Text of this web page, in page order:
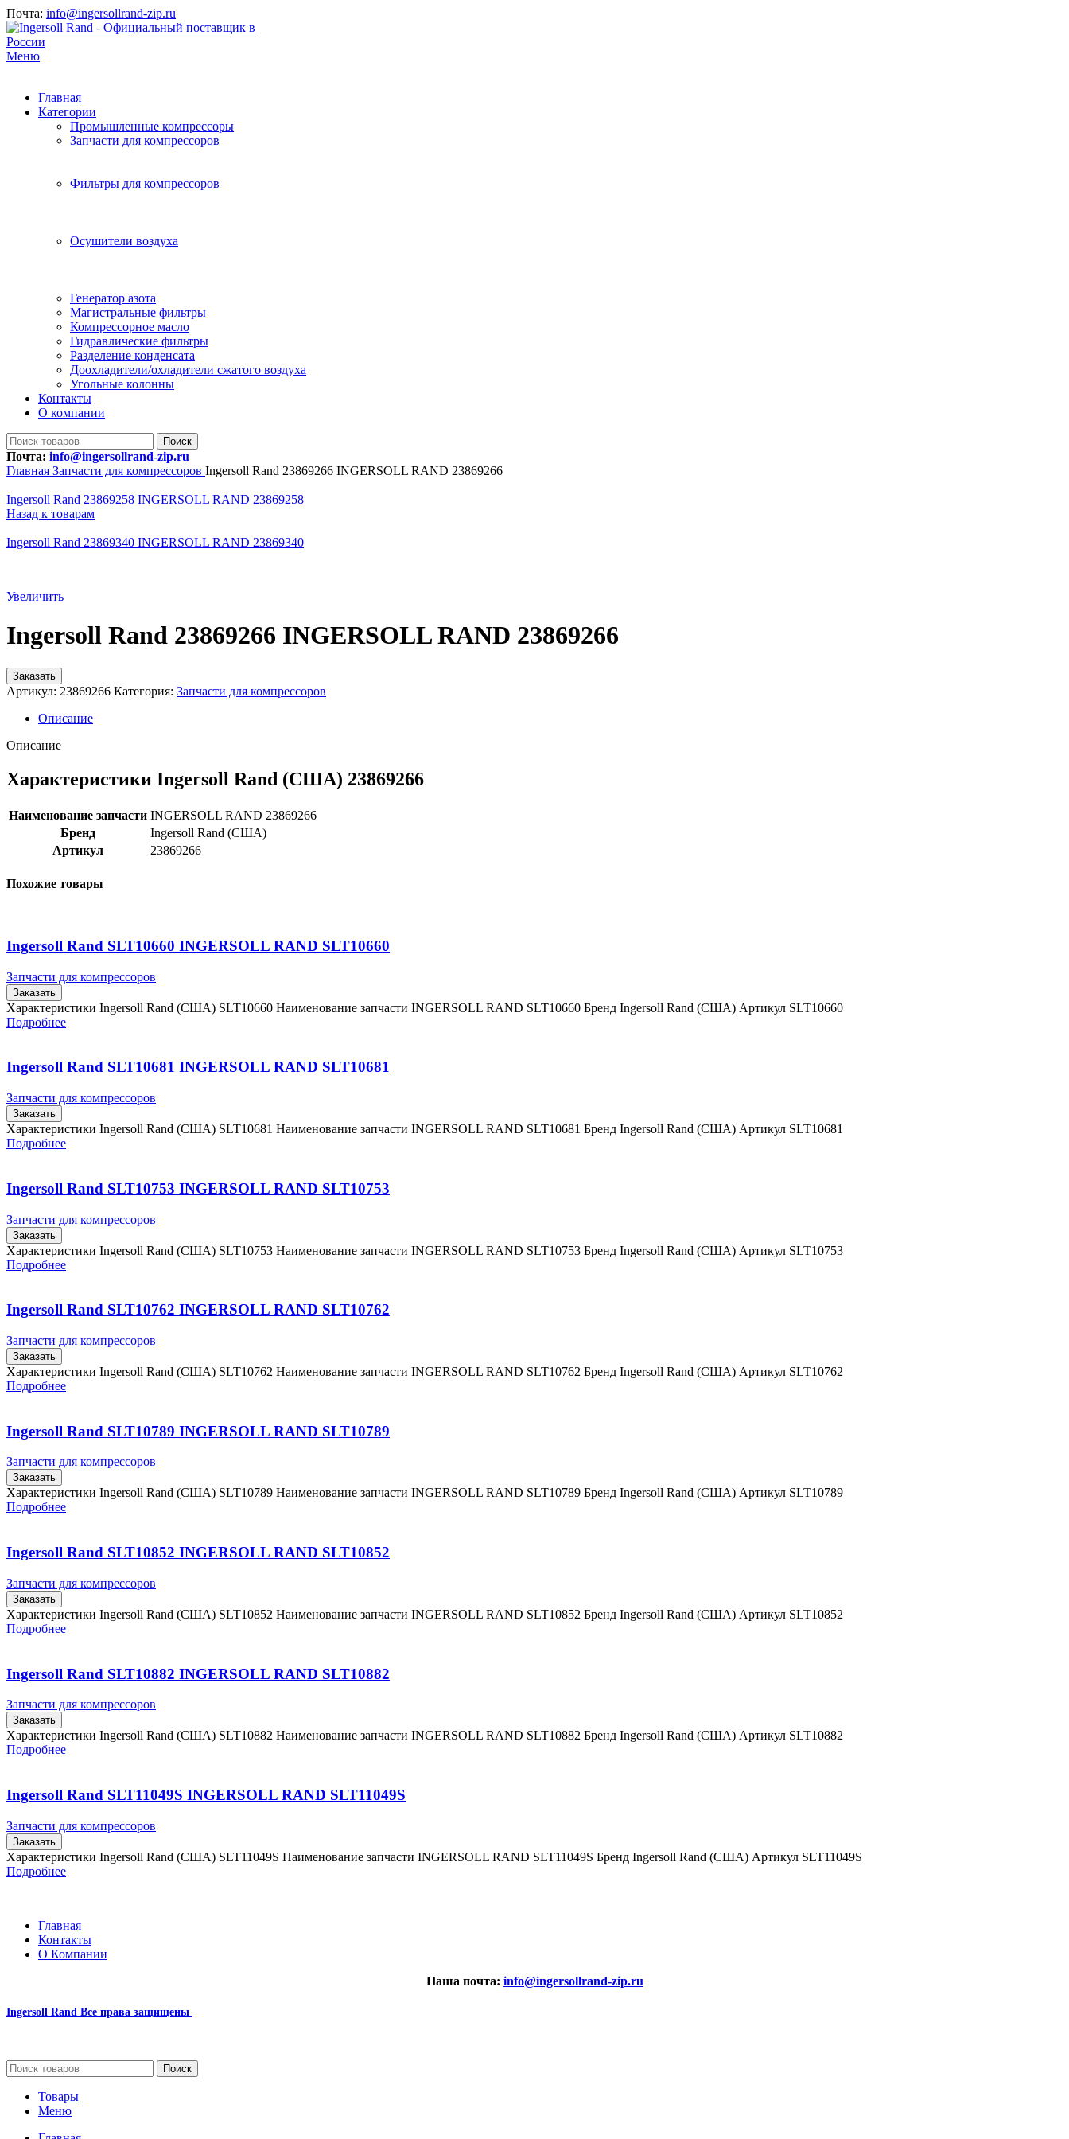
Почта: info@ingersollrand-zip.ru
Меню
Главная
Категории
Промышленные компрессоры
Запчасти для компрессоров
Фильтры для компрессоров
Осушители воздуха
Генератор азота
Магистральные фильтры
Компрессорное масло
Гидравлические фильтры
Разделение конденсата
Доохладители/охладители сжатого воздуха
Угольные колонны
Контакты
О компании
Поиск
Почта: info@ingersollrand-zip.ru
Главная Запчасти для компрессоров Ingersoll Rand 23869266 INGERSOLL RAND 23869266
Ingersoll Rand 23869258 INGERSOLL RAND 23869258
Назад к товарам
Ingersoll Rand 23869340 INGERSOLL RAND 23869340
Увеличить
Ingersoll Rand 23869266 INGERSOLL RAND 23869266
Заказать
Артикул: 23869266 Категория: Запчасти для компрессоров
Описание
Описание
Характеристики Ingersoll Rand (США) 23869266
Наименование запчасти INGERSOLL RAND 23869266
Бренд
Ingersoll Rand (США)
Артикул
23869266
Похожие товары
Ingersoll Rand SLT10660 INGERSOLL RAND SLT10660
Запчасти для компрессоров
Заказать
Характеристики Ingersoll Rand (США) SLT10660 Наименование запчасти INGERSOLL RAND SLT10660 Бренд Ingersoll Rand (США) Артикул SLT10660
Подробнее
Ingersoll Rand SLT10681 INGERSOLL RAND SLT10681
Запчасти для компрессоров
Заказать
Характеристики Ingersoll Rand (США) SLT10681 Наименование запчасти INGERSOLL RAND SLT10681 Бренд Ingersoll Rand (США) Артикул SLT10681
Подробнее
Ingersoll Rand SLT10753 INGERSOLL RAND SLT10753
Запчасти для компрессоров
Заказать
Характеристики Ingersoll Rand (США) SLT10753 Наименование запчасти INGERSOLL RAND SLT10753 Бренд Ingersoll Rand (США) Артикул SLT10753
Подробнее
Ingersoll Rand SLT10762 INGERSOLL RAND SLT10762
Запчасти для компрессоров
Заказать
Характеристики Ingersoll Rand (США) SLT10762 Наименование запчасти INGERSOLL RAND SLT10762 Бренд Ingersoll Rand (США) Артикул SLT10762
Подробнее
Ingersoll Rand SLT10789 INGERSOLL RAND SLT10789
Запчасти для компрессоров
Заказать
Характеристики Ingersoll Rand (США) SLT10789 Наименование запчасти INGERSOLL RAND SLT10789 Бренд Ingersoll Rand (США) Артикул SLT10789
Подробнее
Ingersoll Rand SLT10852 INGERSOLL RAND SLT10852
Запчасти для компрессоров
Заказать
Характеристики Ingersoll Rand (США) SLT10852 Наименование запчасти INGERSOLL RAND SLT10852 Бренд Ingersoll Rand (США) Артикул SLT10852
Подробнее
Ingersoll Rand SLT10882 INGERSOLL RAND SLT10882
Запчасти для компрессоров
Заказать
Характеристики Ingersoll Rand (США) SLT10882 Наименование запчасти INGERSOLL RAND SLT10882 Бренд Ingersoll Rand (США) Артикул SLT10882
Подробнее
Ingersoll Rand SLT11049S INGERSOLL RAND SLT11049S
Запчасти для компрессоров
Заказать
Характеристики Ingersoll Rand (США) SLT11049S Наименование запчасти INGERSOLL RAND SLT11049S Бренд Ingersoll Rand (США) Артикул SLT11049S
Подробнее
Главная
Контакты
О Компании
Наша почта: info@ingersollrand-zip.ru
Ingersoll Rand Все права защищены
Поиск
Товары
Меню